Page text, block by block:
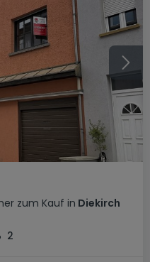
zum Kauf in Diekirch
2